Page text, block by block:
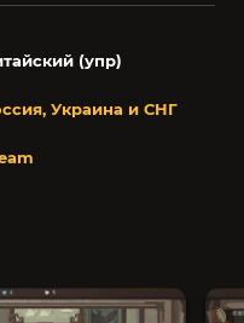
(упр)
Украина и СНГ